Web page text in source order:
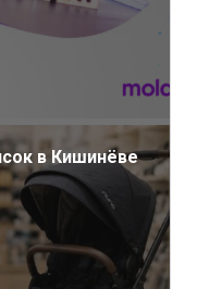
в Кишинёве